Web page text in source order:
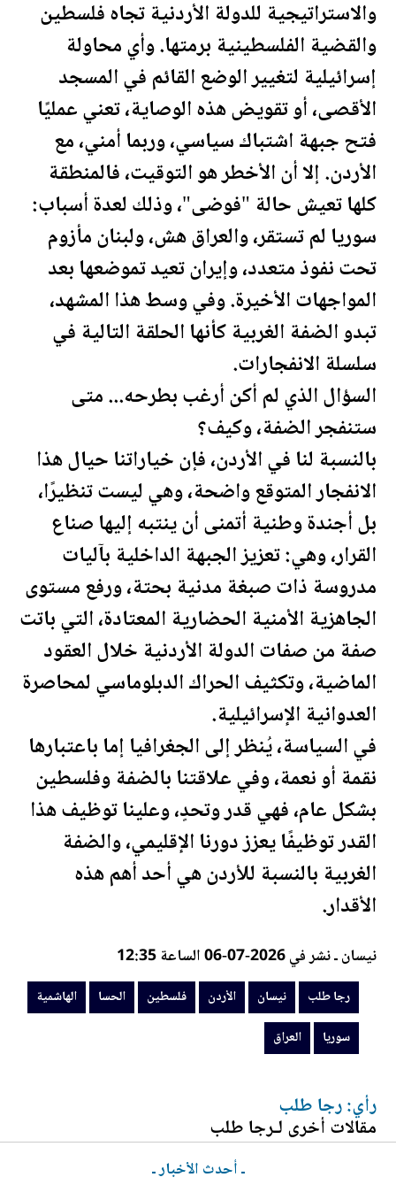
والاستراتيجية للدولةالأردنية تجاهفلسطين
والقضية الفلسطينية برمتها. وأي محاولة
إسرائيلية لتغيير الوضع القائم في المسجد
الأقصى، أو تقويض هذه الوصاية، تعني عمليًا
فتح جبهة اشتباك سياسي، وربما أمني، مع
الأردن. إلا أن الأخطر هو التوقيت، فالمنطقة
كلها تعيش حالة "فوضى"، وذلك لعدة أسباب:
سوريا لم تستقر، والعراقهش، ولبنان مأزوم
تحت نفوذ متعدد، وإيران تعيد تموضعها بعد
المواجهات الأخيرة. وفي وسط هذا المشهد،
تبدو الضفة الغربية كأنها الحلقة التالية في
سلسلة الانفجارات.
السؤال الذي لم أكن أرغب بطرحه... متى
ستنفجر الضفة، وكيف؟
بالنسبة لنا فيالأردن، فإن خياراتنا حيال هذا
الانفجار المتوقع واضحة، وهي ليست تنظيرًا،
بل أجندة وطنية أتمنى أن ينتبه إليها صناع
القرار، وهي: تعزيز الجبهة الداخلية بآليات
مدروسة ذات صبغة مدنية بحتة، ورفع مستوى
الجاهزية الأمنية الحضارية المعتادة، التي باتت
صفة من صفات الدولةالأردنية خلال العقود
الماضية، وتكثيف الحراك الدبلوماسي لمحاصرة
العدوانية الإسرائيلية.
في السياسة، يُنظر إلى الجغرافيا إما باعتبارها
نقمة أو نعمة، وفي علاقتنا بالضفة وفلسطين
بشكل عام، فهي قدر وتحدٍ، وعلينا توظيف هذا
القدر توظيفًا يعزز دورنا الإقليمي، والضفة
الغربية بالنسبة للأردن هي أحد أهم هذه
الأقدار.
نيسان ـ نشر في 2026-07-06 الساعة 12:35
رجا طلب نيسان الأردن فلسطين الحسا
الهاشمية
سوريا
العراق
رأي: رجا طلب
مقالات أخرى لـرجا طلب
ـ أحدث الأخبار ـ